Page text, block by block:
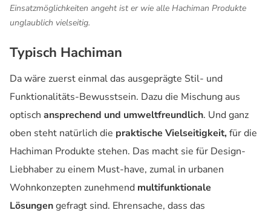
Einsatzmöglichkeiten angeht ist er wie alle Hachiman Produkte
unglaublich vielseitig.
Typisch Hachiman
Da wäre zuerst einmal das ausgeprägte Stil- und
Funktionalitäts-Bewusstsein. Dazu die Mischung aus
optisch ansprechend und umweltfreundlich. Und ganz
oben steht natürlich die praktische Vielseitigkeit, für die
Hachiman Produkte stehen. Das macht sie für Design-
Liebhaber zu einem Must-have, zumal in urbanen
Wohnkonzepten zunehmend multifunktionale
Lösungengefragt sind. Ehrensache, dass das